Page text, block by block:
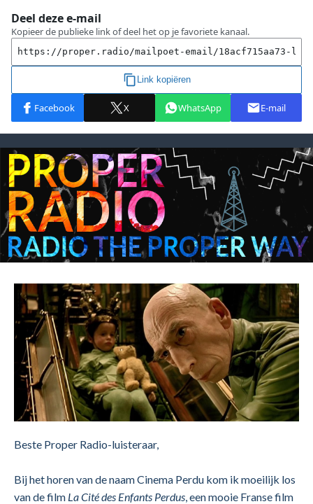
Beste Proper Radio-luisteraar,
Bij het horen van de naam Cinema Perdu kom ik moeilijk los
van de film La Cité des Enfants Perdus, een mooie Franse film